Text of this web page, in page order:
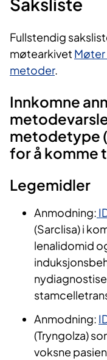
Fullstendig
møtearkivet Møter
metoder.
Innkomne
metodetype
for å komme
Legemidler
Anmodning:
(Sarclisa) i
lenalidomid
Anmodning:
(Tryngolza)
voksne